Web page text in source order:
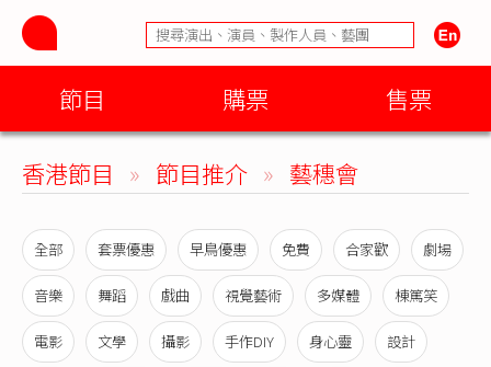
節目 購票 售票
香港節目 » 節目推介 » 藝穗會
全部 套票優惠 早鳥優惠 免費 合家歡 劇場
音樂 舞蹈 戲曲 視覺藝術 多媒體 棟篤笑
電影 文學 攝影 手作DIY 身心靈 設計